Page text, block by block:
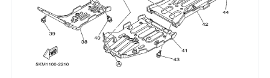
Управление
Хранение и перевозка